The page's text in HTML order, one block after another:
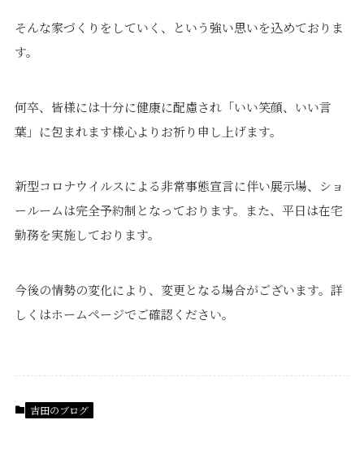
そんな家づくりをしていく、という強い思いを込めておりま
す。
何卒、皆様には十分に健康に配慮され「いい笑顔、いい言
葉」に包まれます様心よりお祈り申し上げます。
新型コロナウイルスによる非常事態宣言に伴い展示場、ショ
ールームは完全予約制となっております。また、平日は在宅
勤務を実施しております。
今後の情勢の変化により、変更となる場合がございます。詳
しくはホームページでご確認ください。
吉田のブログ